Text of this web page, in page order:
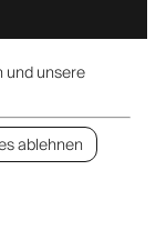
und unsere
ablehnen